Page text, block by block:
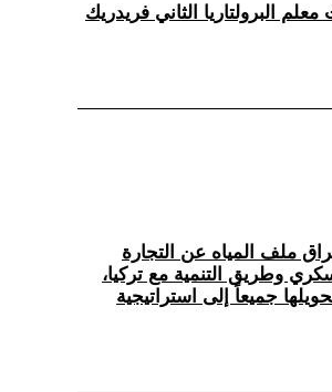
البرولتاريا الثاني فريدريك
ملف المياه عن التجارة
وطريق التنمية مع تركيا،
جميعاً إلى استراتيجية